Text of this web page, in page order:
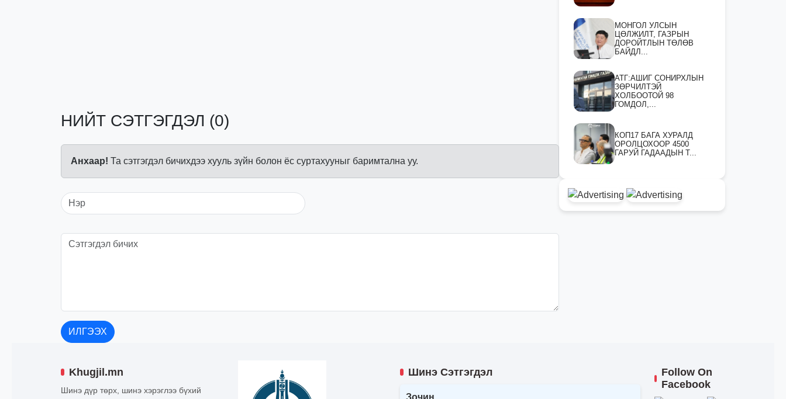
НИЙТ СЭТГЭГДЭЛ (0)
Анхаар! Та сэтгэгдэл бичихдээ хууль зүйн болон ёс суртахууныг баримтална уу.
ИЛГЭЭХ
МОНГОЛ УЛСЫН
ЦӨЛЖИЛТ, ГАЗРЫН
ДОРОЙТЛЫН ТӨЛӨВ
БАЙДЛ...
АТГ:АШИГ СОНИРХЛЫН
ЗӨРЧИЛТЭЙ
ХОЛБООТОЙ 98
ГОМДОЛ,...
КОП17 БАГА ХУРАЛД
ОРОЛЦОХООР 4500
ГАРУЙ ГАДААДЫН Т...
Khugjil.mn
Шинэ дүр төрх, шинэ хэрэглээ бүхий
Шинэ Сэтгэгдэл
Зочин
Follow On
Facebook